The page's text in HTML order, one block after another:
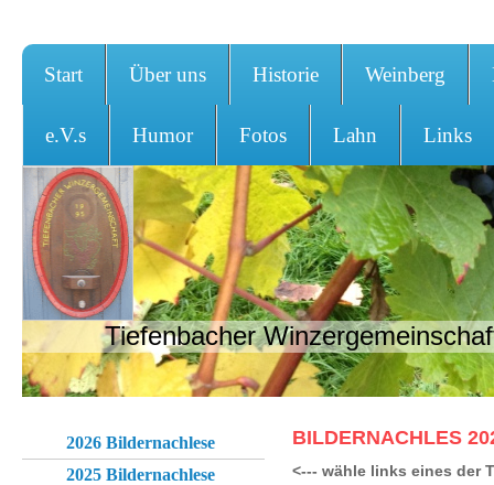
Start Über uns Historie Weinberg
e.V.s Humor Fotos Lahn Links
Tiefenbacher
2026 Bildernachlese
2025 Bildernachlese
BILDERNACHLES
<--- wähle links eines der